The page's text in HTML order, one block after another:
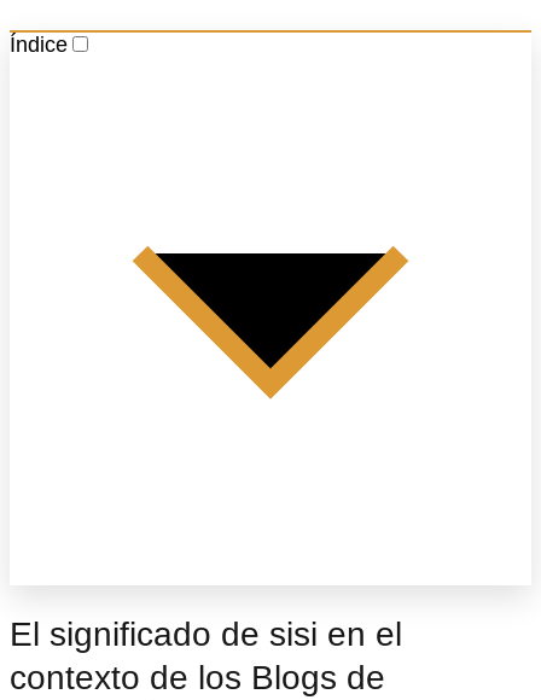
Índice
El significado de sisi en el
contexto de los Blogs de